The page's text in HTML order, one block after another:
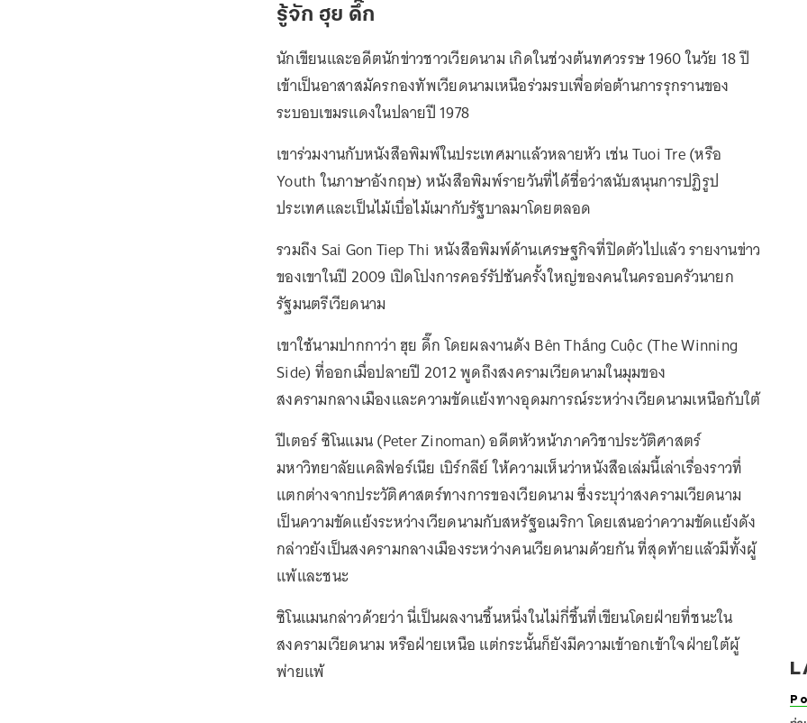
รู้จัก ฮุย ดึ๊ก
นักเขียนและอดีตนักข่าวชาวเวียดนาม เกิดในช่วงต้นทศวรรษ 1960 ในวัย 18 ปี
เข้าเป็นอาสาสมัครกองทัพเวียดนามเหนือร่วมรบเพื่อต่อต้านการรุกรานของ
ระบอบเขมรแดงในปลายปี 1978
เขาร่วมงานกับหนังสือพิมพ์ในประเทศมาแล้วหลายหัว เช่น Tuoi Tre (หรือ
Youth ในภาษาอังกฤษ) หนังสือพิมพ์รายวันที่ได้ชื่อว่าสนับสนุนการปฏิรูป
ประเทศและเป็นไม้เบื่อไม้เมากับรัฐบาลมาโดยตลอด
รวมถึง Sai Gon Tiep Thi หนังสือพิมพ์ด้านเศรษฐกิจที่ปิดตัวไปแล้ว รายงานข่าว
ของเขาในปี 2009 เปิดโปงการคอร์รัปชันครั้งใหญ่ของคนในครอบครัวนายก
รัฐมนตรีเวียดนาม
เขาใช้นามปากกาว่า ฮุย ดึ๊ก โดยผลงานดัง Bên Thắng Cuộc (The Winning
Side) ที่ออกเมื่อปลายปี 2012 พูดถึงสงครามเวียดนามในมุมของ
สงครามกลางเมืองและความขัดแย้งทางอุดมการณ์ระหว่างเวียดนามเหนือกับใต้
ปีเตอร์ ซิโนแมน (Peter Zinoman) อดีตหัวหน้าภาควิชาประวัติศาสตร์
มหาวิทยาลัยแคลิฟอร์เนีย เบิร์กลีย์ ให้ความเห็นว่าหนังสือเล่มนี้เล่าเรื่องราวที่
แตกต่างจากประวัติศาสตร์ทางการของเวียดนาม ซึ่งระบุว่าสงครามเวียดนาม
เป็นความขัดแย้งระหว่างเวียดนามกับสหรัฐอเมริกา โดยเสนอว่าความขัดแย้งดัง
กล่าวยังเป็นสงครามกลางเมืองระหว่างคนเวียดนามด้วยกัน ที่สุดท้ายแล้วมีทั้งผู้
แพ้และชนะ
ซิโนแมนกล่าวด้วยว่า นี่เป็นผลงานชิ้นหนึ่งในไม่กี่ชิ้นที่เขียนโดยฝ่ายที่ชนะใน
สงครามเวียดนาม หรือฝ่ายเหนือ แต่กระนั้นก็ยังมีความเข้าอกเข้าใจฝ่ายใต้ผู้
พ่ายแพ้